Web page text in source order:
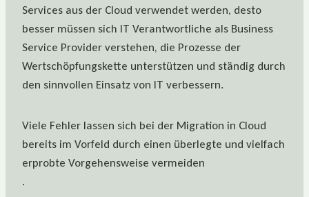
Services aus der Cloud verwendet werden, desto
besser müssen sich IT Verantwortliche als Business
Service Provider verstehen, die Prozesse der
Wertschöpfungskette unterstützen und ständig durch
den sinnvollen Einsatz von IT verbessern.
Viele Fehler lassen sich bei der Migration in Cloud
bereits im Vorfeld durch einen überlegte und vielfach
erprobte Vorgehensweise vermeiden
.